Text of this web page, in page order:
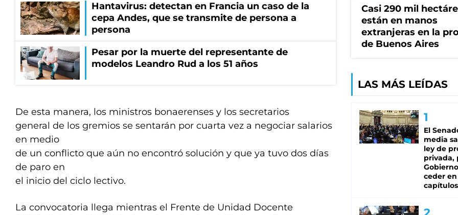
Hantavirus: detectan en Francia un caso de la
cepa Andes, que se transmite de persona a
persona
Pesar por la muerte del representante de
modelos Leandro Rud a los 51 años
De esta manera, los ministros bonaerenses y los secretarios
general de los gremios se sentarán por cuarta vez a negociar salarios
en medio
de un conflicto que aún no encontró solución y que ya tuvo dos días
de paro en
el inicio del ciclo lectivo.
La convocatoria llega mientras el Frente de Unidad Docente
Casi 290 mil
están en manos
extranjeras en la
de Buenos Aires
LAS MÁS LEÍDAS
El
media
ley de
privada,
ceder
capítulos